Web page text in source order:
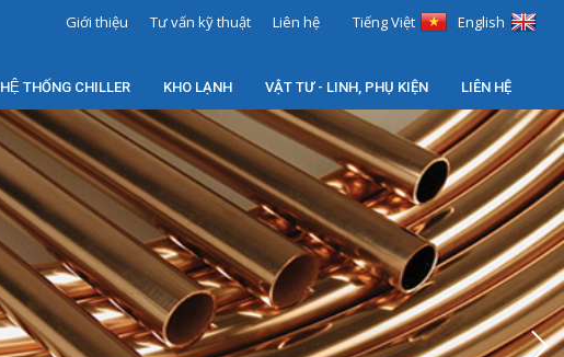
Giới thiệu Tư vấn kỹ thuật Liên hệ Tiếng Việt English
HỆ THỐNG CHILLER KHO LẠNH VẬT TƯ - LINH, PHỤ KIỆN LIÊN HỆ